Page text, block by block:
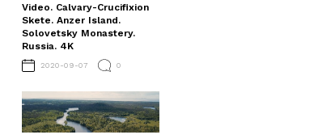
Video. Calvary-Crucifixion
Skete. Anzer Island.
Solovetsky Monastery.
Russia. 4K
2020-09-07 0